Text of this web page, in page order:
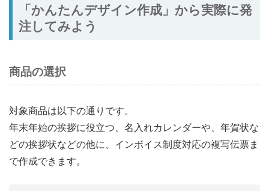
「かんたんデザイン作成」から実際に発
注してみよう
商品の選択
対象商品は以下の通りです。
年末年始の挨拶に役立つ、名入れカレンダーや、年賀状な
どの挨拶状などの他に、インボイス制度対応の複写伝票ま
で作成できます。